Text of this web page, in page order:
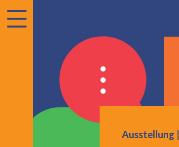
accessibility.menu
Ausstellung |